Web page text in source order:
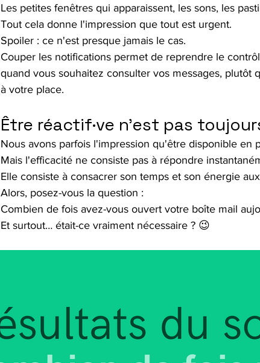
Les petites fenêtres qui apparaissent, les sons, les
Tout cela donne l'impression que tout est urgent.
Spoiler : ce n'est presque jamais le cas.
Couper les notifications permet de reprendre le
quand vous souhaitez consulter vos messages, plutôt
à votre place.
Être réactif·ve n'est pas
Nous avons parfois l'impression qu'être disponible en
Mais l'efficacité ne consiste pas à répondre
Elle consiste à consacrer son temps et son énergie
Alors, posez-vous la question :
Combien de fois avez-vous ouvert votre boîte mail
Et surtout… était-ce vraiment nécessaire ? 😉